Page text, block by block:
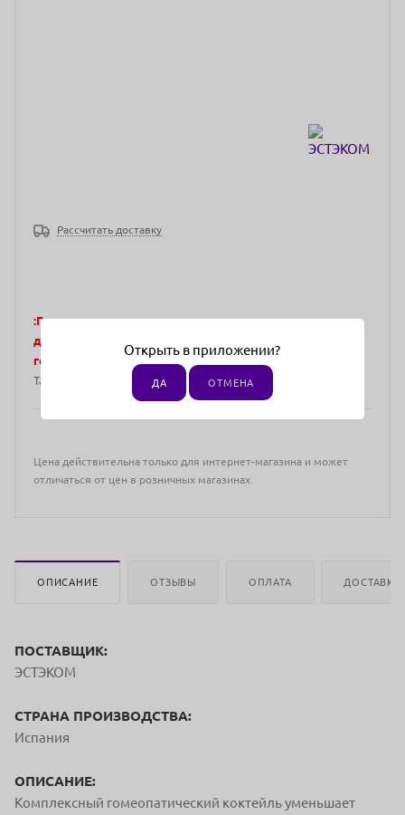
Рассчитать доставку
:Города, в которых представлены эксклюзивные
дистрибьюторы. Отгрузка возможна в следующие
города:
по всей территории РФ СНГ: Казахстан, Киргизия,
Таджикистан, Туркменистан
Цена действительна только для интернет-магазина и может
отличаться от цен в розничных магазинах
ОПИСАНИЕ ОТЗЫВЫ ОПЛАТА ДОСТАВКА
ПОСТАВЩИК:
ЭСТЭКОМ
СТРАНА ПРОИЗВОДСТВА:
Испания
ОПИСАНИЕ:
Комплексный гомеопатический коктейль уменьшает
Открыть в приложении?
ДА ОТМЕНА